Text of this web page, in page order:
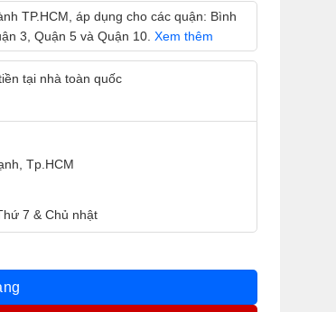
TP.HCM, áp dụng cho các quận: Bình
3, Quận 5 và Quận 10. Xem thêm
tại nhà toàn quốc
Tp.HCM
7 & Chủ nhật
Hãng, Bền Đẹp, Tiện Dụng số lượng